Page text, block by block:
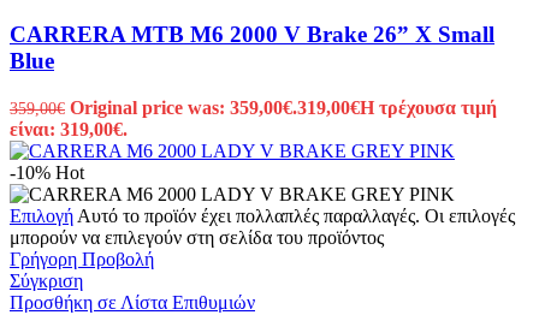
CARRERA MTB M6 2000 V Brake 26” X Small
Blue
359,00€ Original price was: 359,00€.319,00€Η τρέχουσα τιμή
είναι: 319,00€.
-10% Hot
Επιλογή Αυτό το προϊόν έχει πολλαπλές παραλλαγές. Οι επιλογές
μπορούν να επιλεγούν στη σελίδα του προϊόντος
Γρήγορη Προβολή
Σύγκριση
Προσθήκη σε Λίστα Επιθυμιών